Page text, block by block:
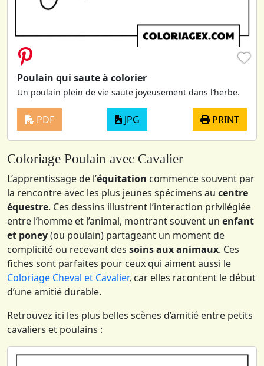
♥
Poulain qui saute à colorier
Un poulain plein de vie saute joyeusement dans l’herbe.
PDF JPG PRINT
Coloriage Poulain avec Cavalier
L’apprentissage de l’équitation commence souvent par
la rencontre avec les plus jeunes spécimens au centre
équestre. Ces dessins illustrent l’interaction privilégiée
entre l’homme et l’animal, montrant souvent un enfant
et poney(ou poulain) partageant un moment de
complicité ou recevant des soins aux animaux. Ces
fiches sont parfaites pour ceux qui aiment aussi le
Coloriage Cheval et Cavalier, car elles racontent le début
d’une amitié durable.
Retrouvez ici les plus belles scènes d’amitié entre petits
cavaliers et poulains :